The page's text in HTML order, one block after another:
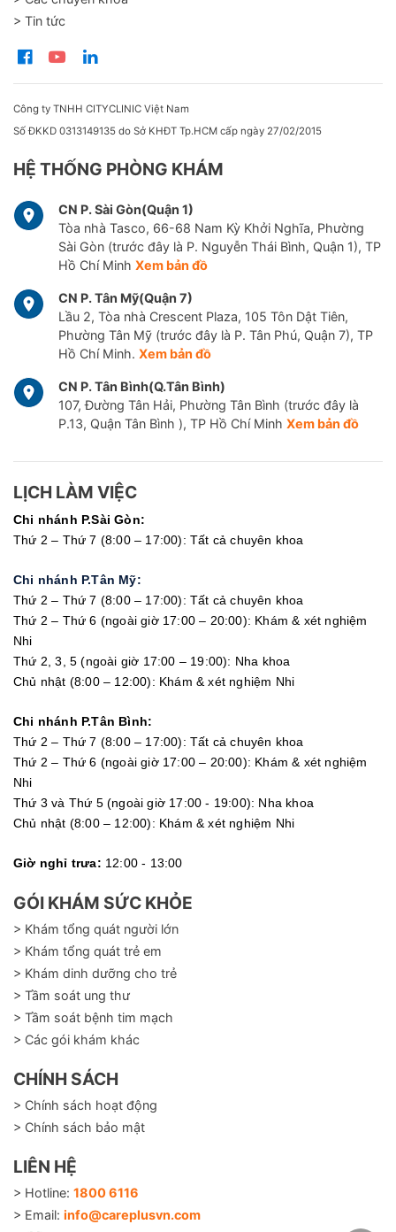
> Tin tức
Công ty TNHH CITYCLINIC Việt Nam
Số ĐKKD 0313149135 do Sở KHĐT Tp.HCM cấp ngày 27/02/2015
HỆ THỐNG PHÒNG KHÁM
CN P. Sài Gòn(Quận 1)
Tòa nhà Tasco, 66-68 Nam Kỳ Khởi Nghĩa, Phường
Sài Gòn (trước đây là P. Nguyễn Thái Bình, Quận 1), TP
Hồ Chí Minh Xem bản đồ
CN P. Tân Mỹ(Quận 7)
Lầu 2, Tòa nhà Crescent Plaza, 105 Tôn Dật Tiên,
Phường Tân Mỹ (trước đây là P. Tân Phú, Quận 7), TP
Hồ Chí Minh. Xem bản đồ
CN P. Tân Bình(Q.Tân Bình)
107, Đường Tân Hải, Phường Tân Bình (trước đây là
P.13, Quận Tân Bình ), TP Hồ Chí Minh Xem bản đồ
LỊCH LÀM VIỆC
Chi nhánh P.Sài Gòn:
Thứ 2 – Thứ 7 (8:00 – 17:00): Tất cả chuyên khoa
Chi nhánh P.Tân Mỹ:
Thứ 2 – Thứ 7 (8:00 – 17:00): Tất cả chuyên khoa
Thứ 2 – Thứ 6 (ngoài giờ 17:00 – 20:00): Khám & xét nghiệm
Nhi
Thứ 2, 3, 5 (ngoài giờ 17:00 – 19:00): Nha khoa
Chủ nhật (8:00 – 12:00): Khám & xét nghiệm Nhi
Chi nhánh P.Tân Bình:
Thứ 2 – Thứ 7 (8:00 – 17:00): Tất cả chuyên khoa
Thứ 2 – Thứ 6 (ngoài giờ 17:00 – 20:00): Khám & xét nghiệm
Nhi
Thứ 3 và Thứ 5 (ngoài giờ 17:00 - 19:00): Nha khoa
Chủ nhật (8:00 – 12:00): Khám & xét nghiệm Nhi
Giờ nghỉ trưa: 12:00 - 13:00
GÓI KHÁM SỨC KHỎE
> Khám tổng quát người lớn
> Khám tổng quát trẻ em
> Khám dinh dưỡng cho trẻ
> Tầm soát ung thư
> Tầm soát bệnh tim mạch
> Các gói khám khác
CHÍNH SÁCH
> Chính sách hoạt động
> Chính sách bảo mật
LIÊN HỆ
> Hotline: 1800 6116
> Email: info@careplusvn.com